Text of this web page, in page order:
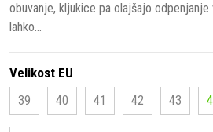
obuvanje, kljukice pa olajšajo
lahko...
Velikost EU
39 40 41 42 43